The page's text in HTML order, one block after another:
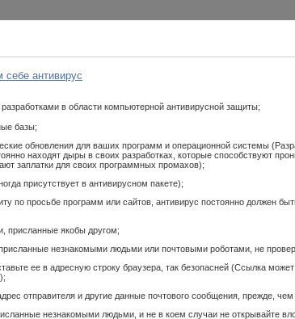
антивирус
в области компьютерной антивирусной защиты;
базы;
обновления для ваших программ и операционной системы
находят дыры в своих разработках, которые способствуют
заплатки для своих программных промахов);
присутствует в антивирусном пакете);
по просьбе программ или сайтов, антивирус постоянно должен
присланные якобы другом;
незнакомыми людьми или почтовыми роботами, не
ее в адресную строку браузера, так безопасней (Ссылка
отправителя и другие данные почтового сообщения, прежде, чем
незнакомыми людьми, и не в коем случаи не открывайте